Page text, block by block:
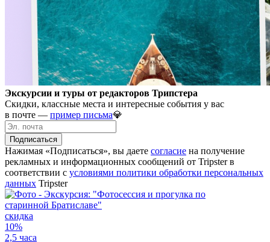
Экскурсии и туры от редакторов Трипстера
Скидки, классные места и интересные события у вас
в почте — пример письма💎
Подписаться
Нажимая «Подписаться», вы даете согласие на получение
рекламных и информационных сообщений от Tripster в
соответствии c условиями политики обработки персональных
данных Tripster
скидка
10%
2,5 часа